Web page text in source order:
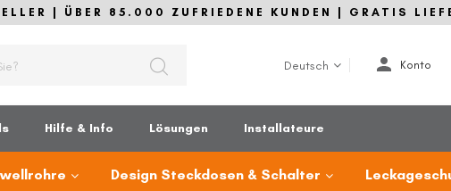
| ÜBER 85.000 ZUFRIEDENE KUNDEN | GRATIS
Sprache
Deutsch Konto
Hilfe & Info Lösungen Installateure
Design Steckdosen & Schalter